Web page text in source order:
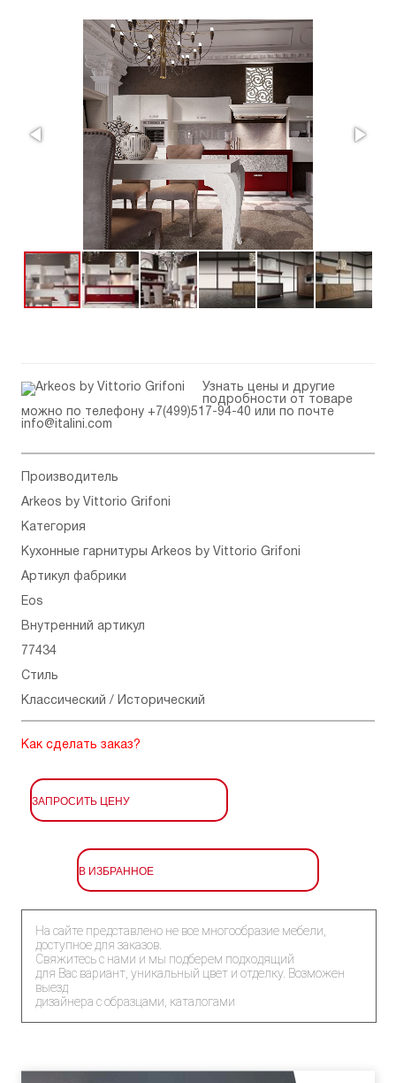
Узнать цены и другие
подробности от товаре
можно по телефону +7(499)517-94-40 или по почте
info@italini.com
Производитель
Arkeos by Vittorio Grifoni
Категория
Кухонные гарнитуры Arkeos by Vittorio Grifoni
Артикул фабрики
Eos
Внутренний артикул
77434
Стиль
Классический / Исторический
Как сделать заказ?
ЗАПРОСИТЬ ЦЕНУ
В ИЗБРАННОЕ
На сайте представлено не все многообразие мебели,
доступное для заказов.
Свяжитесь с нами и мы подберем подходящий
для Вас вариант, уникальный цвет и отделку. Возможен
выезд
дизайнера с образцами, каталогами